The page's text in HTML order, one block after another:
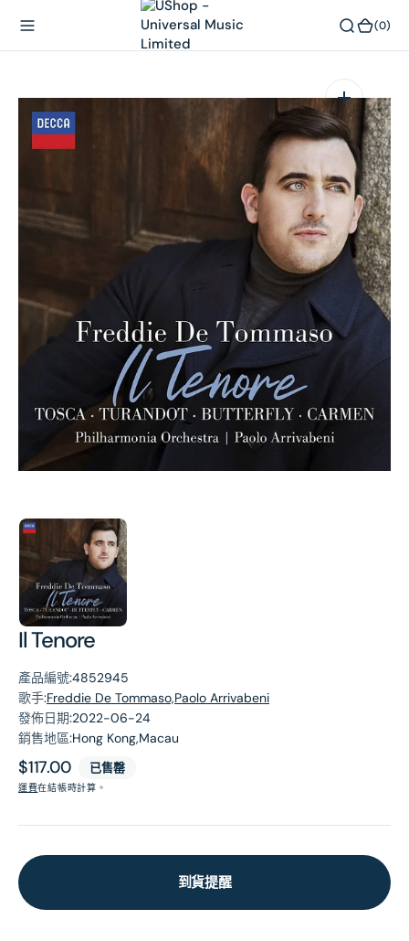
(0)
Il Tenore
產品編號:4852945
歌手:Freddie De Tommaso,Paolo Arrivabeni
發佈日期:2022-06-24
銷售地區:Hong Kong,Macau
原
價
$117.00 已售罄
運費在結帳時計算。
到貨提醒
相
簿
中
開
啟
1
張